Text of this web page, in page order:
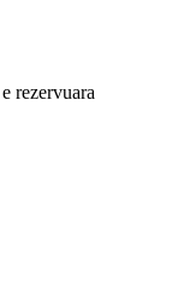
rezervuara